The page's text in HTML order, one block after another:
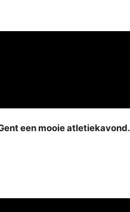
een mooie atletiekavond.